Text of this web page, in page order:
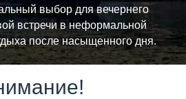
выбор для вечернего
встречи в неформальной
после насыщенного дня.